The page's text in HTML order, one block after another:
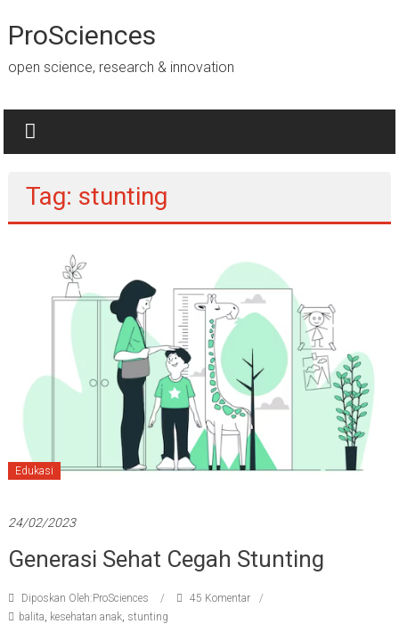
ke
konten
ProSciences
open science, research & innovation
Tag: stunting
Edukasi
24/02/2023
Generasi Sehat Cegah Stunting
Diposkan Oleh:ProSciences
45 Komentar
balita kesehatan anak, stunting